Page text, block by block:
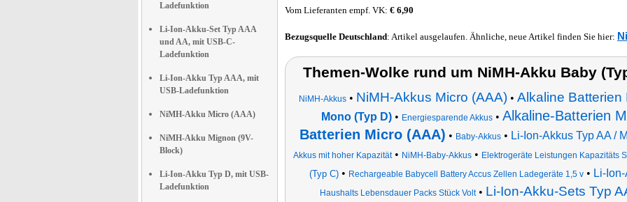
Ladefunktion
Li-Ion-Akku-Set Typ AAA
und AA, mit USB-C-
Ladefunktion
Li-Ion-Akku Typ AAA, mit
USB-Ladefunktion
NiMH-Akku Micro (AAA)
NiMH-Akku Mignon (9V-
Block)
Li-Ion-Akku Typ D, mit USB-
Ladefunktion
Vom Lieferanten empf. VK: € 6,90
Bezugsquelle Deutschland: Artikel ausgelaufen. Ähnliche, neue Artikel finden Sie hier:
Themen-Wolke rund um NiMH-Akku Baby
NiMH-Akkus• NiMH-Akkus Micro (AAA)• Alkaline Batterien
Mono (Typ D)• Energiesparende Akkus• Alkaline-Batterien
Batterien Micro (AAA) • Baby-Akkus • Li-Ion-Akkus Typ AA /
Akkus mit hoher Kapazität• NiMH-Baby-Akkus• Elektrogeräte Leistungen Kapazitäts
(Typ C) • Rechargeable Babycell Battery Accus Zellen Ladegeräte 1,5 v • Li-
Haushalts Lebensdauer Packs Stück Volt• Li-Ion-Akku-Sets Typ